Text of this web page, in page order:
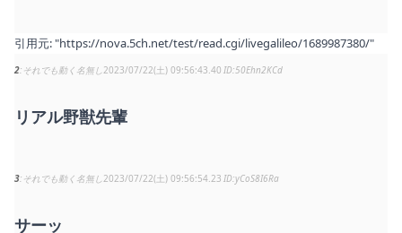
引用元: "https://nova.5ch.net/test/read.cgi/livegalileo/1689987380/"
2 それでも動く名無し 2023/07/22(土) 09:56:43.40 50Ehn2KCd
リアル野獣先輩
3 それでも動く名無し 2023/07/22(土) 09:56:54.23 yCoS8I6Ra
サーッ